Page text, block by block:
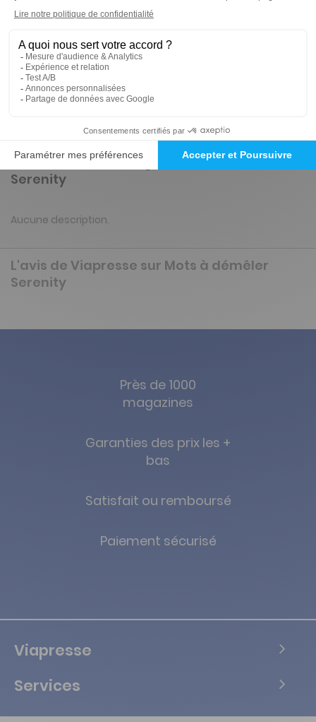
Abonnement 1 an
17€77 Tarif Kiosque :
Tarif France métropolitaine
Renouvellement à date d’anniversaire
Présentation du magazine Mots à démêler
Serenity
Aucune description.
L'avis de Viapresse sur Mots à démêler
Serenity
Près de 1000
magazines
Garanties des prix les +
bas
Satisfait ou remboursé
Paiement sécurisé
Viapresse
Services